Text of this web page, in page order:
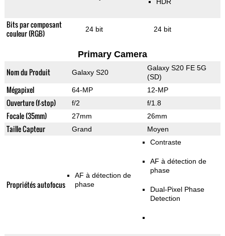
Bits par composant
couleur (RGB)
24 bit 24 bit
Primary Camera
Nom du Produit Galaxy S20
Galaxy S20 FE 5G
(SD)
Mégapixel 64-MP 12-MP
Ouverture (f-stop) f/2 f/1.8
Focale (35mm) 27mm 26mm
Taille Capteur Grand Moyen
Propriétés autofocus
AF à détection de
phase
Contraste
AF à détection de
phase
Dual-Pixel Phase
Detection